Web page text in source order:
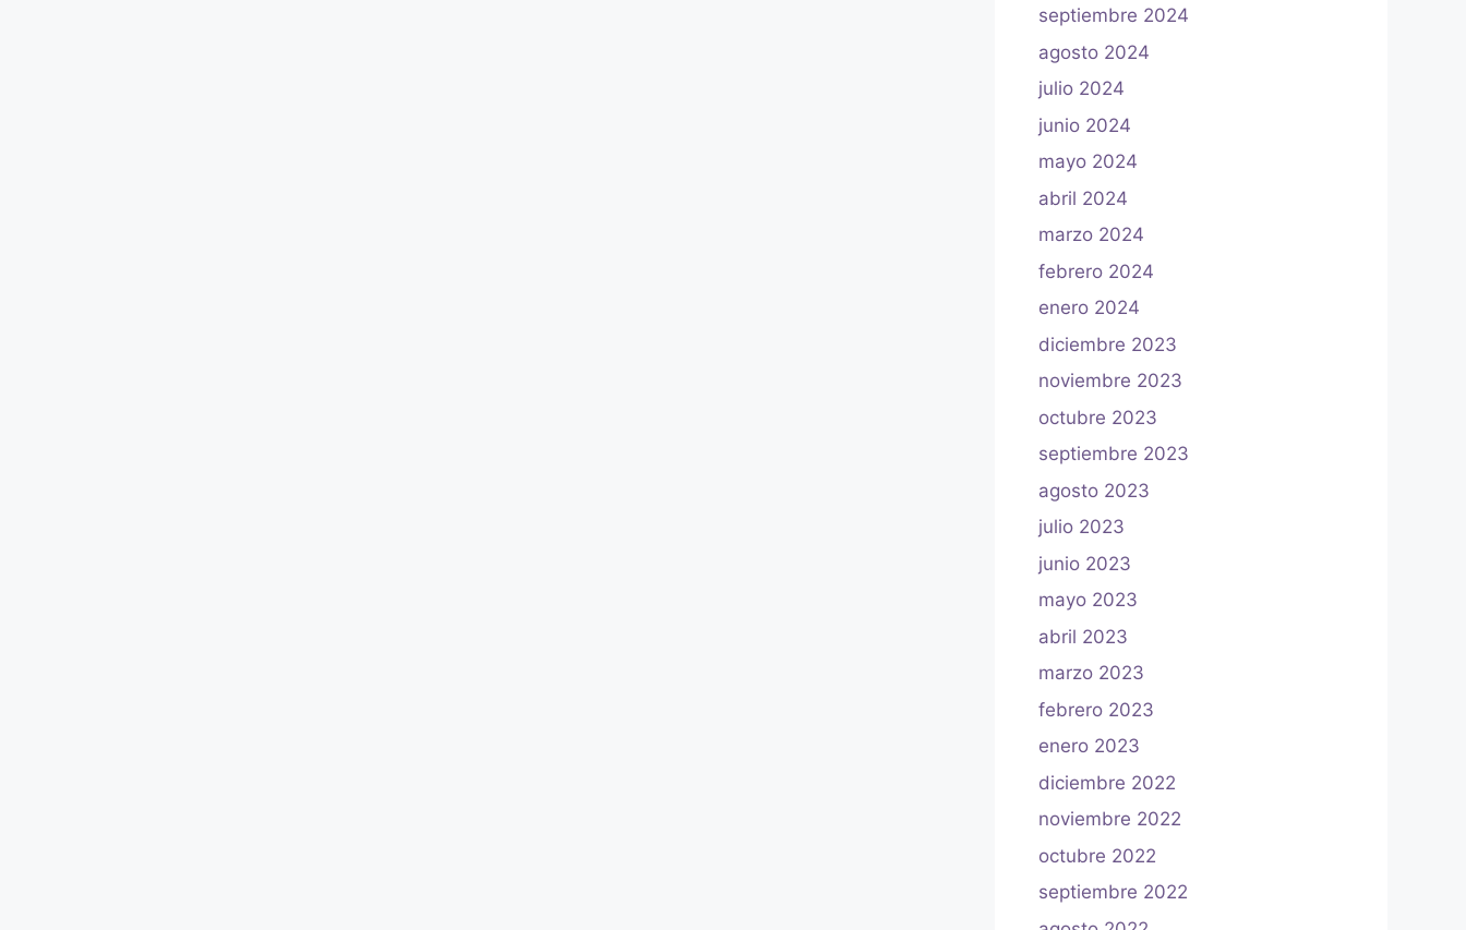
septiembre 2024
agosto 2024
julio 2024
junio 2024
mayo 2024
abril 2024
marzo 2024
febrero 2024
enero 2024
diciembre 2023
noviembre 2023
octubre 2023
septiembre 2023
agosto 2023
julio 2023
junio 2023
mayo 2023
abril 2023
marzo 2023
febrero 2023
enero 2023
diciembre 2022
noviembre 2022
octubre 2022
septiembre 2022